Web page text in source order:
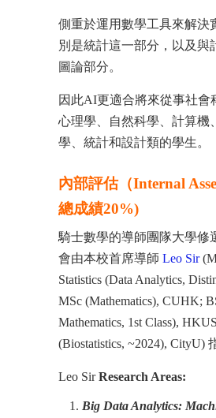
側重於運用數學工具來解決
別是統計這一部分，以及與
圖論部分。
因此AI更適合將來從事社會
心理學、自然科學、計算機
學、統計和設計類的學生。
內部評估（Internal
總成績20%)
騎士數學的導師團隊大學修
會由本校首席導師 Leo Sir
Statistics (Data Analytics,
MSc (Mathematics), CUHK;
Mathematics, 1st Class),
(Biostatistics, ~2024), CityU)
Leo SirResearch Areas:
Big Data Analytics: